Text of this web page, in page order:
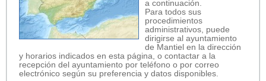
a continuación.
Para todos sus
procedimientos
administrativos, puede
dirigirse al ayuntamiento
de Mantiel en la dirección
y horarios indicados en esta página, o contactar a la
recepción del ayuntamiento por teléfono o por correo
electrónico según su preferencia y datos disponibles.